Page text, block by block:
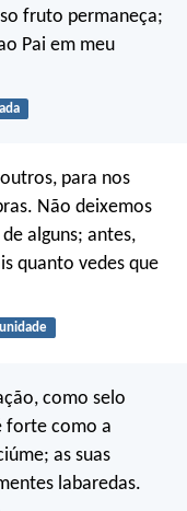
fruto permaneça;
Pai em meu
para nos
Não deixemos
alguns; antes,
quanto vedes que
como selo
forte como a
as suas
labaredas.